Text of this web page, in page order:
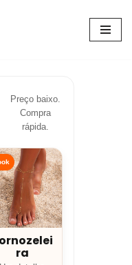
Preço baixo.
Compra
rápida.
ra